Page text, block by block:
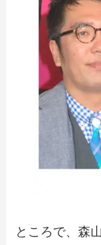
ところで、森